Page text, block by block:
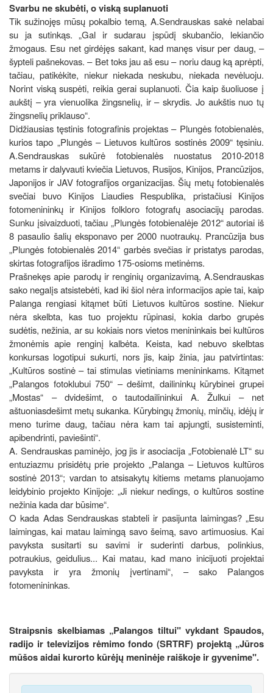
Svarbu ne skubėti, o viską suplanuoti
Tik sužinojęs mūsų pokalbio temą, A.Sendrauskas sakė nelabai
su ja sutinkąs. „Gal ir sudarau įspūdį skubančio, lekiančio
žmogaus. Esu net girdėjęs sakant, kad manęs visur per daug, –
šypteli pašnekovas. – Bet toks jau aš esu – noriu daug ką aprėpti,
tačiau, patikėkite, niekur niekada neskubu, niekada nevėluoju.
Norint viską suspėti, reikia gerai suplanuoti. Čia kaip šuoliuose į
aukštį – yra vienuolika žingsnelių, ir – skrydis. Jo aukštis nuo tų
žingsnelių priklauso“.
Didžiausias tęstinis fotografinis projektas – Plungės fotobienalės,
kurios tapo „Plungės – Lietuvos kultūros sostinės 2009“ tęsiniu.
A.Sendrauskas sukūrė fotobienalės nuostatus 2010-2018
metams ir dalyvauti kviečia Lietuvos, Rusijos, Kinijos, Prancūzijos,
Japonijos ir JAV fotografijos organizacijas. Šių metų fotobienalės
svečiai buvo Kinijos Liaudies Respublika, pristačiusi Kinijos
fotomenininkų ir Kinijos folkloro fotografų asociacijų parodas.
Sunku įsivaizduoti, tačiau „Plungės fotobienalėje 2012“ autoriai iš
8 pasaulio šalių eksponavo per 2000 nuotraukų. Prancūzija bus
„Plungės fotobienalės 2014“ garbės svečias ir pristatys parodas,
skirtas fotografijos išradimo 175-osioms metinėms.
Prašnekęs apie parodų ir renginių organizavimą, A.Sendrauskas
sako negalįs atsistebėti, kad iki šiol nėra informacijos apie tai, kaip
Palanga rengiasi kitąmet būti Lietuvos kultūros sostine. Niekur
nėra skelbta, kas tuo projektu rūpinasi, kokia darbo grupės
sudėtis, nežinia, ar su kokiais nors vietos menininkais bei kultūros
žmonėmis apie renginį kalbėta. Keista, kad nebuvo skelbtas
konkursas logotipui sukurti, nors jis, kaip žinia, jau patvirtintas:
„Kultūros sostinė – tai stimulas vietiniams menininkams. Kitąmet
„Palangos fotoklubui 750“ – dešimt, dailininkų kūrybinei grupei
„Mostas“ – dvidešimt, o tautodailininkui A. Žulkui – net
aštuoniasdešimt metų sukanka. Kūrybingų žmonių, minčių, idėjų ir
meno turime daug, tačiau nėra kam tai apjungti, susisteminti,
apibendrinti, paviešinti“.
A. Sendrauskas paminėjo, jog jis ir asociacija „Fotobienalė LT“ su
entuziazmu prisidėtų prie projekto „Palanga – Lietuvos kultūros
sostinė 2013“; vardan to atsisakytų kitiems metams planuojamo
leidybinio projekto Kinijoje: „Ji niekur nedings, o kultūros sostine
nežinia kada dar būsime“.
O kada Adas Sendrauskas stabteli ir pasijunta laimingas? „Esu
laimingas, kai matau laimingą savo šeimą, savo artimuosius. Kai
pavyksta susitarti su savimi ir suderinti darbus, polinkius,
potraukius, geidulius... Kai matau, kad mano inicijuoti projektai
pavyksta ir yra žmonių įvertinami“, – sako Palangos
fotomenininkas.
Straipsnis skelbiamas „Palangos tiltui" vykdant Spaudos,
radijo ir televizijos rėmimo fondo (SRTRF) projektą „Jūros
mūšos aidai kurorto kūrėjų meninėje raiškoje ir gyvenime".